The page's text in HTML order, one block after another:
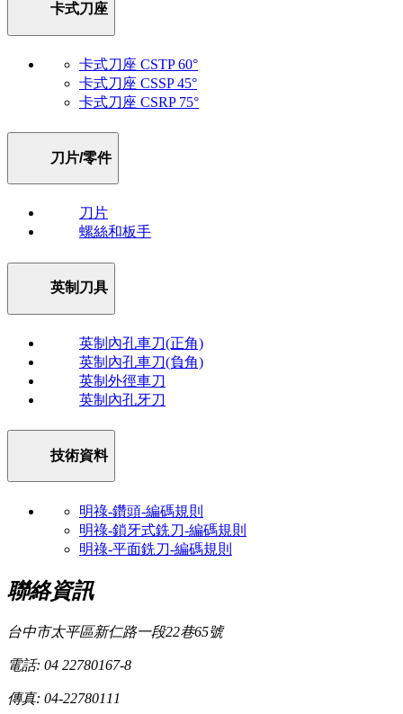
卡式刀座
卡式刀座 CSTP 60°
卡式刀座 CSSP 45°
卡式刀座 CSRP 75°
刀片/零件
刀片
螺絲和板手
英制刀具
英制內孔車刀(正角)
英制內孔車刀(負角)
英制外徑車刀
英制內孔牙刀
技術資料
明祿-鑽頭-編碼規則
明祿-鎖牙式銑刀-編碼規則
明祿-平面銑刀-編碼規則
聯絡資訊
台中市太平區新仁路一段22巷65號
電話: 04 22780167-8
傳真: 04-22780111